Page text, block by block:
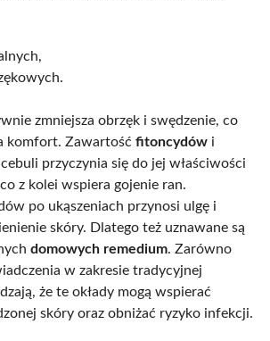
zmniejsza obrzęk i swędzenie, co
komfort. Zawartość fitoncydów i
przyczynia się do jej właściwości
z kolei wspiera gojenie ran.
po ukąszeniach przynosi ulgę i
skóry. Dlatego też uznawane są
domowych remedium. Zarówno
w zakresie tradycyjnej
że te okłady mogą wspierać
skóry oraz obniżać ryzyko infekcji.